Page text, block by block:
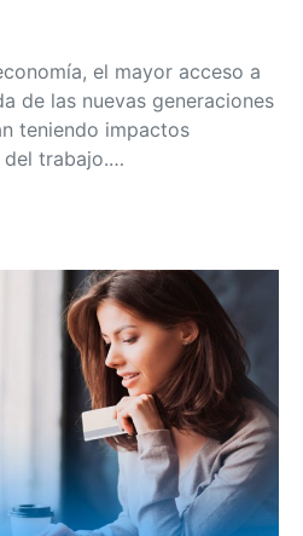
el mayor acceso a
de las nuevas generaciones
teniendo impactos
del trabajo.…